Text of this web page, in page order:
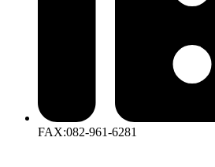
FAX:082-961-6281